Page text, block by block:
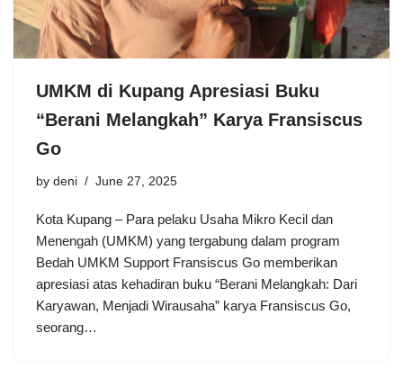
UMKM di Kupang Apresiasi Buku
“Berani Melangkah” Karya Fransiscus
Go
by deni June 27, 2025
Kota Kupang – Para pelaku Usaha Mikro Kecil dan
Menengah (UMKM) yang tergabung dalam program
Bedah UMKM Support Fransiscus Go memberikan
apresiasi atas kehadiran buku “Berani Melangkah: Dari
Karyawan, Menjadi Wirausaha” karya Fransiscus Go,
seorang…